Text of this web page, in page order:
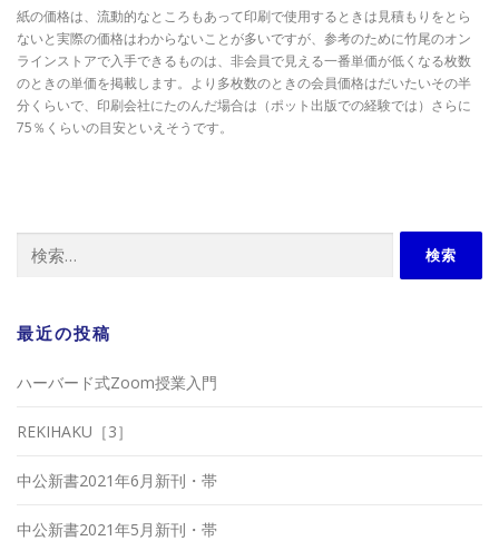
紙の価格は、流動的なところもあって印刷で使用するときは見積もりをとら
ないと実際の価格はわからないことが多いですが、参考のために竹尾のオン
ラインストアで入手できるものは、非会員で見える一番単価が低くなる枚数
のときの単価を掲載します。より多枚数のときの会員価格はだいたいその半
分くらいで、印刷会社にたのんだ場合は（ポット出版での経験では）さらに
75％くらいの目安といえそうです。
索:
最近の投稿
ハーバード式Zoom授業入門
REKIHAKU［3］
中公新書2021年6月新刊・帯
中公新書2021年5月新刊・帯